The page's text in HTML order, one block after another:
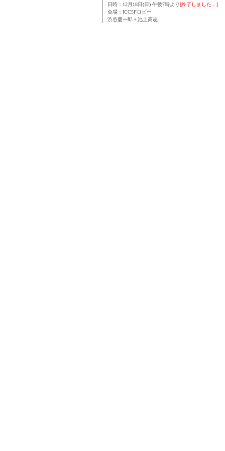
日時：12月18日(日) 午後7時より[終了しました．]
会場：ICC5Fロビー
渋谷慶一郎＋池上高志